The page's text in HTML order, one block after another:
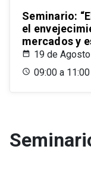
Seminario:
el
mercados y
19 de
09:00 a